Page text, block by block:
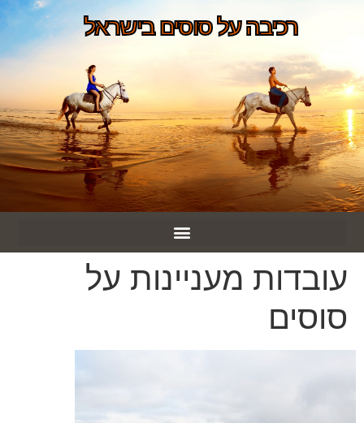
רכיבה על סוסים בישראל
עובדות מעניינות על
סוסים